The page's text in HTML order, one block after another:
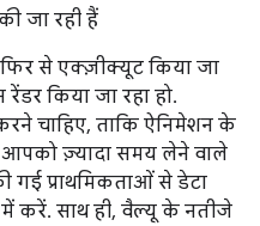
जा रही हैं
से एक्ज़ीक्यूट किया जा
किया जा रहा हो.
चाहिए, ताकि ऐनिमेशन के
ज़्यादा समय लेने वाले
प्राथमिकताओं से डेटा
में करें. साथ ही, वैल्यू के नतीजे